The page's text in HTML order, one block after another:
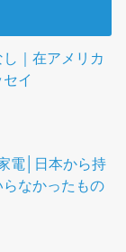
｜在アメリカ
イ
電│日本から持
なかったもの